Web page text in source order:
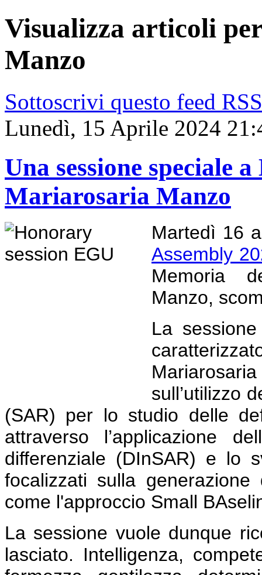
Visualizza articoli
Manzo
Sottoscrivi questo feed RSS
Lunedì, 15 Aprile 2024
Una sessione speciale
Mariarosaria Manzo
Martedì 16
Assembly
Memoria
Manzo,
La
sull’utilizzo
(SAR) per lo studio delle
attraverso l’applicazione
differenziale (DInSAR) e lo
focalizzati sulla
come l'approccio Small
La sessione vuole dunque
lasciato. Intelligenza,